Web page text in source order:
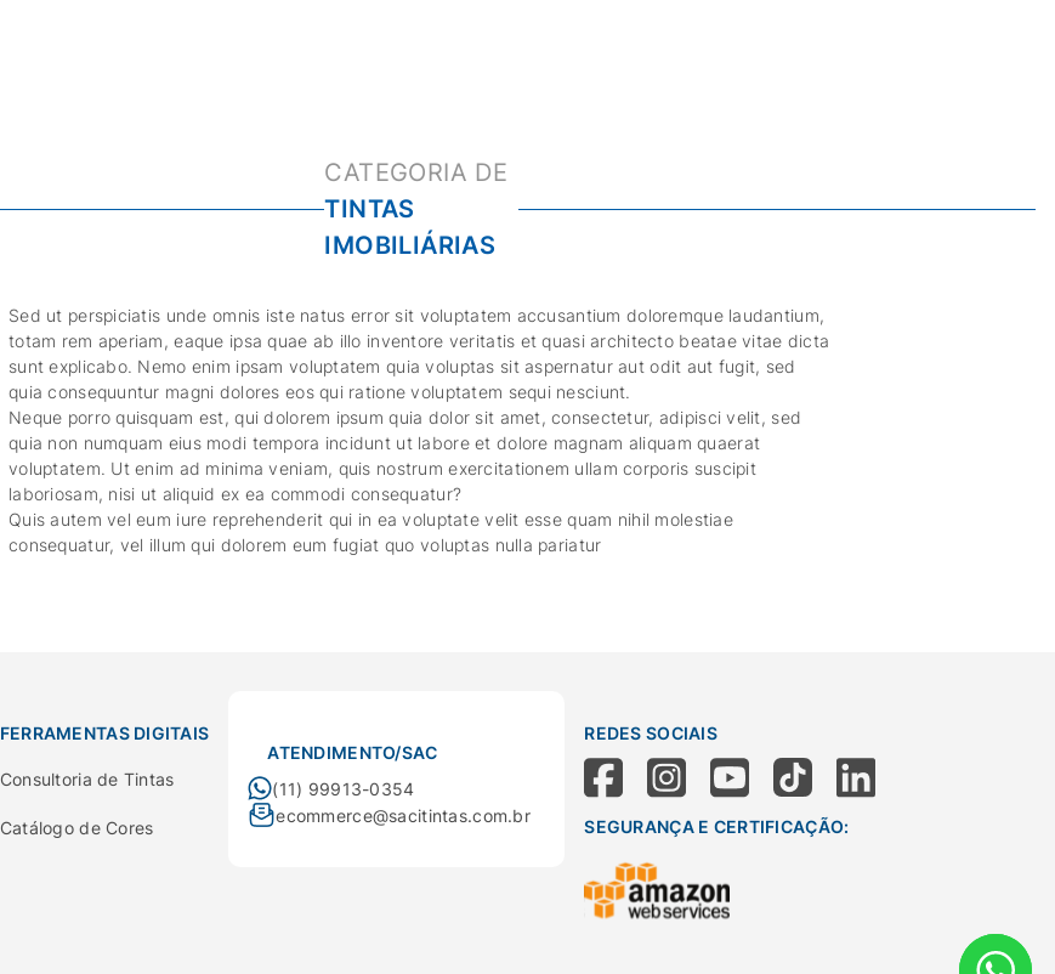
TINTAS
IMOBILIÁRIAS
Sed ut perspiciatis unde omnis iste natus error sit voluptatem accusantium doloremque laudantium,
totam rem aperiam, eaque ipsa quae ab illo inventore veritatis et quasi architecto beatae vitae dicta
sunt explicabo. Nemo enim ipsam voluptatem quia voluptas sit aspernatur aut odit aut fugit, sed
quia consequuntur magni dolores eos qui ratione voluptatem sequi nesciunt.
Neque porro quisquam est, qui dolorem ipsum quia dolor sit amet, consectetur, adipisci velit, sed
quia non numquam eius modi tempora incidunt ut labore et dolore magnam aliquam quaerat
voluptatem. Ut enim ad minima veniam, quis nostrum exercitationem ullam corporis suscipit
laboriosam, nisi ut aliquid ex ea commodi consequatur?
Quis autem vel eum iure reprehenderit qui in ea voluptate velit esse quam nihil molestiae
consequatur, vel illum qui dolorem eum fugiat quo voluptas nulla pariatur
FERRAMENTAS DIGITAIS
Consultoria de Tintas
Catálogo de Cores
ATENDIMENTO/SAC
(11) 99913-0354
ecommerce@sacitintas.com.br
REDES SOCIAIS
SEGURANÇA E CERTIFICAÇÃO: